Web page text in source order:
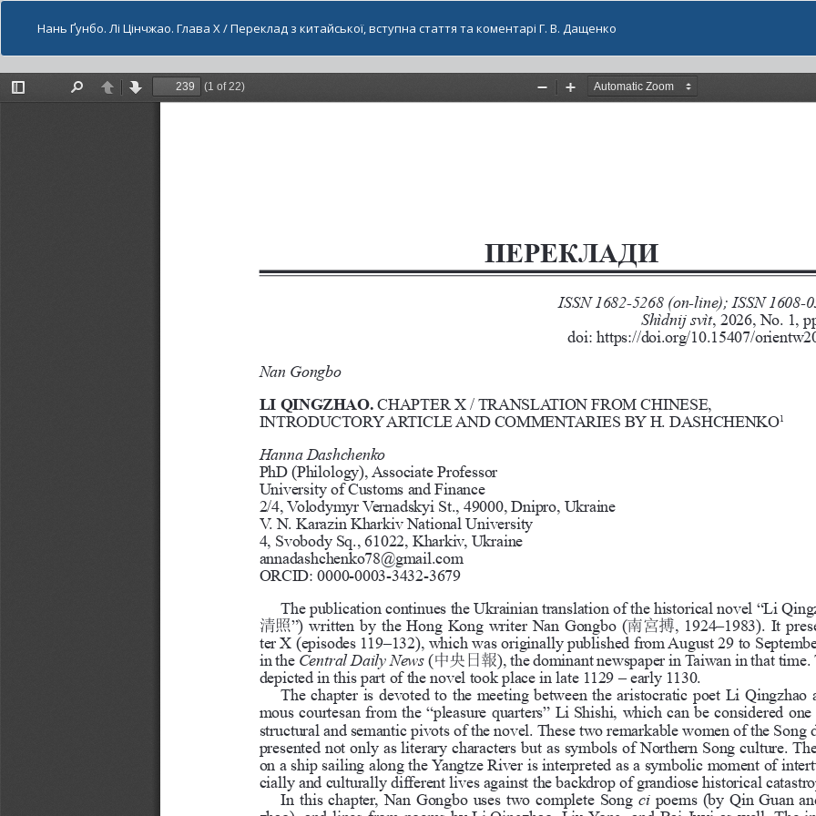
Нань Ґунбо. Лі Цінчжао. Глава Х / Переклад з китайської, вступна стаття та коментарі Г. В. Дащенко